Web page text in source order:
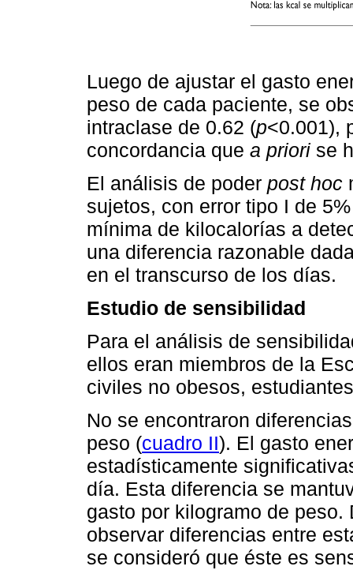
Luego de ajustar el gasto
peso de cada paciente, se
intraclase de 0.62 (p<0.001),
concordancia que a priori se
El análisis de poder post hoc
sujetos, con error tipo I de
mínima de kilocalorías a
una diferencia razonable
en el transcurso de los días.
Estudio de sensibilidad
Para el análisis de
ellos eran miembros de la
civiles no obesos,
No se encontraron
peso (cuadro II). El gasto
estadísticamente
día. Esta diferencia se
gasto por kilogramo de
observar diferencias entre
se consideró que éste es